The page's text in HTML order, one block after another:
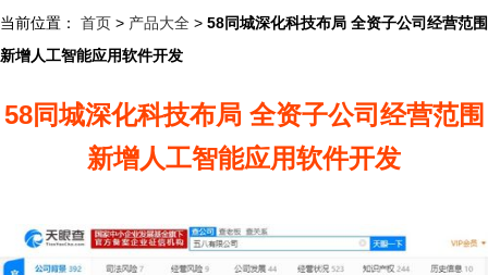
当前位置： 首页 > 产品大全 > 58同城深化科技布局 全资子公司经营范围
新增人工智能应用软件开发
58同城深化科技布局 全资子公司经营范围
新增人工智能应用软件开发